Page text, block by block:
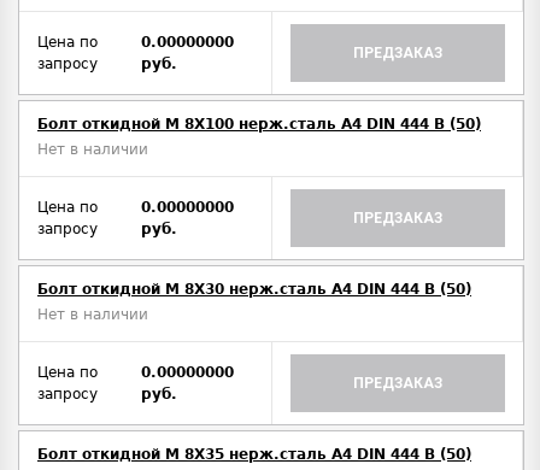
Цена по
запросу
0.00000000
руб.
ПРЕДЗАКАЗ
Болт откидной M 8Х100 нерж.сталь A4 DIN 444 B (50)
Нет в наличии
Цена по
запросу
0.00000000
руб.
ПРЕДЗАКАЗ
Болт откидной M 8Х30 нерж.сталь A4 DIN 444 B (50)
Нет в наличии
Цена по
запросу
0.00000000
руб.
ПРЕДЗАКАЗ
Болт откидной M 8Х35 нерж.сталь A4 DIN 444 B (50)